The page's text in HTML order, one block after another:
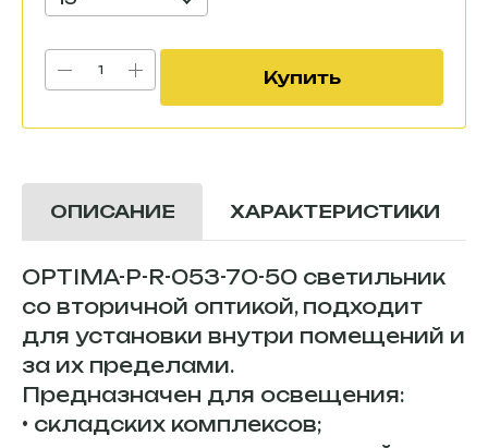
Купить
ОПИСАНИЕ ХАРАКТЕРИСТИКИ
OPTIMA-P-R-053-70-50 светильник
со вторичной оптикой, подходит
для установки внутри помещений и
за их пределами.
Предназначен для освещения:
• складских комплексов;